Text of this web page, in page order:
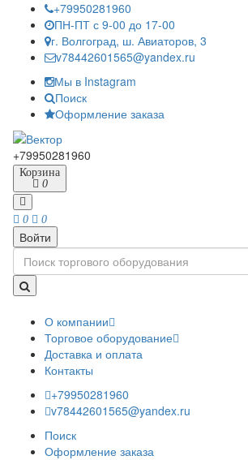
+79950281960
ПН-ПТ с 9-00 до 17-00
г. Волгоград, ш. Авиаторов, 3
v78442601565@yandex.ru
Мы в Instagram
Поиск
Оформление заказа
+79950281960
Корзина
0
0 0
Войти
О компании
Торговое оборудование
Доставка и оплата
Контакты
+79950281960
v78442601565@yandex.ru
Поиск
Оформление заказа